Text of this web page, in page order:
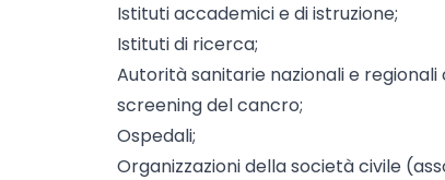
Istituti accademici e di istruzione;
Istituti di ricerca;
Autorità sanitarie nazionali e
screening del cancro;
Ospedali;
Organizzazioni della società civile